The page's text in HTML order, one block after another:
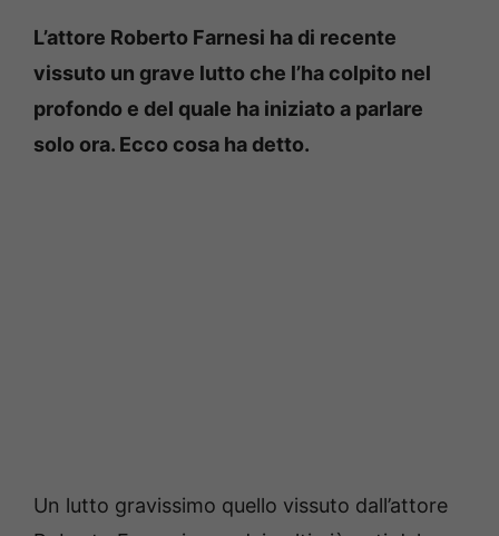
L’attore Roberto Farnesi ha di recente
vissuto un grave lutto che l’ha colpito nel
profondo e del quale ha iniziato a parlare
solo ora. Ecco cosa ha detto.
Un lutto gravissimo quello vissuto dall’attore